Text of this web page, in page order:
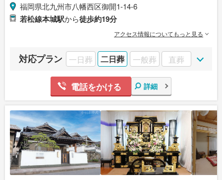
福岡県北九州市八幡西区御開1-14-6
若松線本城駅から徒歩約19分
アクセス情報についてもっと見る
対応プラン 一日葬 二日葬 一般葬 直葬
電話をかける 詳細